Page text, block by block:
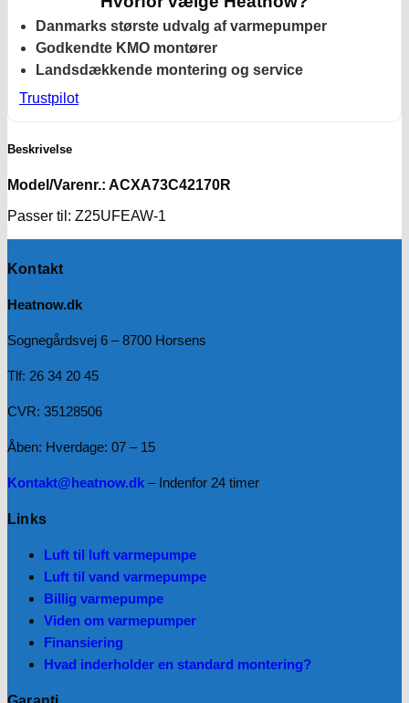
Danmarks største udvalg af varmepumper
Godkendte KMO montører
Landsdækkende montering og service
Trustpilot
Beskrivelse
Model/Varenr.: ACXA73C42170R
Passer til: Z25UFEAW-1
Kontakt
Heatnow.dk
Sognegårdsvej 6 – 8700 Horsens
Tlf: 26 34 20 45
CVR: 35128506
Åben: Hverdage: 07 – 15
Kontakt@heatnow.dk – Indenfor 24 timer
Links
Luft til luft varmepumpe
Luft til vand varmepumpe
Billig varmepumpe
Viden om varmepumper
Finansiering
Hvad inderholder en standard montering?